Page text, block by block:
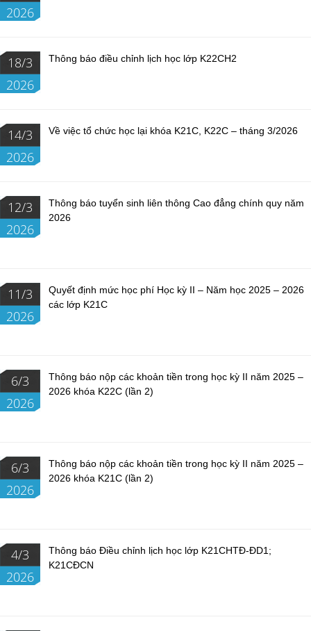
2026
18/3
2026
Thông báo điều chỉnh lịch học lớp K22CH2
14/3
2026
Về việc tổ chức học lại khóa K21C, K22C – tháng 3/2026
12/3
2026
Thông báo tuyển sinh liên thông Cao đẳng chính quy năm
2026
11/3
2026
Quyết định mức học phí Học kỳ II – Năm học 2025 – 2026
các lớp K21C
6/3
2026
Thông báo nộp các khoản tiền trong học kỳ II năm 2025 –
2026 khóa K22C (lần 2)
6/3
2026
Thông báo nộp các khoản tiền trong học kỳ II năm 2025 –
2026 khóa K21C (lần 2)
4/3
2026
Thông báo Điều chỉnh lịch học lớp K21CHTĐ-ĐD1;
K21CĐCN